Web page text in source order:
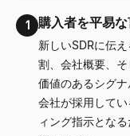
1 購入者を平易
新しいSDRに伝
割、会社概要、そ
価値のあるシグナ
会社が採用して
ィング指示とな